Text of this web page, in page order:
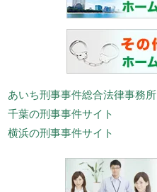
あいち刑事事件総合法律事務所
千葉の刑事事件サイト
横浜の刑事事件サイト